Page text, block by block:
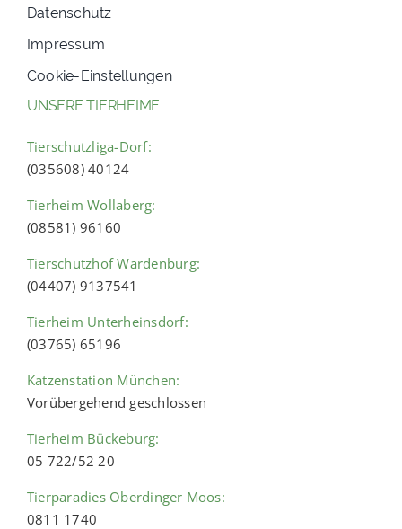
Datenschutz
Impressum
Cookie-Einstellungen
UNSERE TIERHEIME
Tierschutzliga-Dorf:
(035608) 40124
Tierheim Wollaberg:
(08581) 96160
Tierschutzhof Wardenburg:
(04407) 9137541
Tierheim Unterheinsdorf:
(03765) 65196
Katzenstation München:
Vorübergehend geschlossen
Tierheim Bückeburg:
05 722/52 20
Tierparadies Oberdinger Moos:
0811 1740